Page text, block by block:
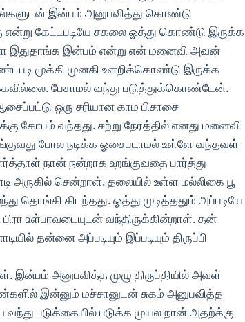
இன்பம் அனுபவித்து கொண்டு
என்று கேட்டபடியே சகலை ஓத்து கொண்டு இருக்க
இதுதாங்க இன்பம் என்று என் மனைவி அவன்
முக்கி முனகி உளறிக்கொண்டு இருக்க
பேசாமல் வந்து படுத்துக்கொண்டேன்.
ஒரு சரியான காம பிசாசை
கோபம் வந்தது. சற்று நேரத்தில் எனது மனைவி
போல நடிக்க ஓசைபடாமல் உள்ளே வந்தவள்
நான் நன்றாக உறங்குவதை பார்த்து
அருகில் சென்றாள். தலையில் உள்ள மல்லிகை பூ
தொங்கி கிடந்தது. ஓத்து முடித்ததும் அப்படியே
உள்பாவடையுடன் வந்திருக்கின்றாள். தன்
தன்னை அப்படியும் இப்படியும் திருப்பி
இன்பம் அனுபவித்த முழு திருப்தியில் அவள்
இன்னும் மச்சானுடன் சுகம் அனுபவித்த
வந்து படுக்கையில் படுக்க முயல நான் அதற்க்கு